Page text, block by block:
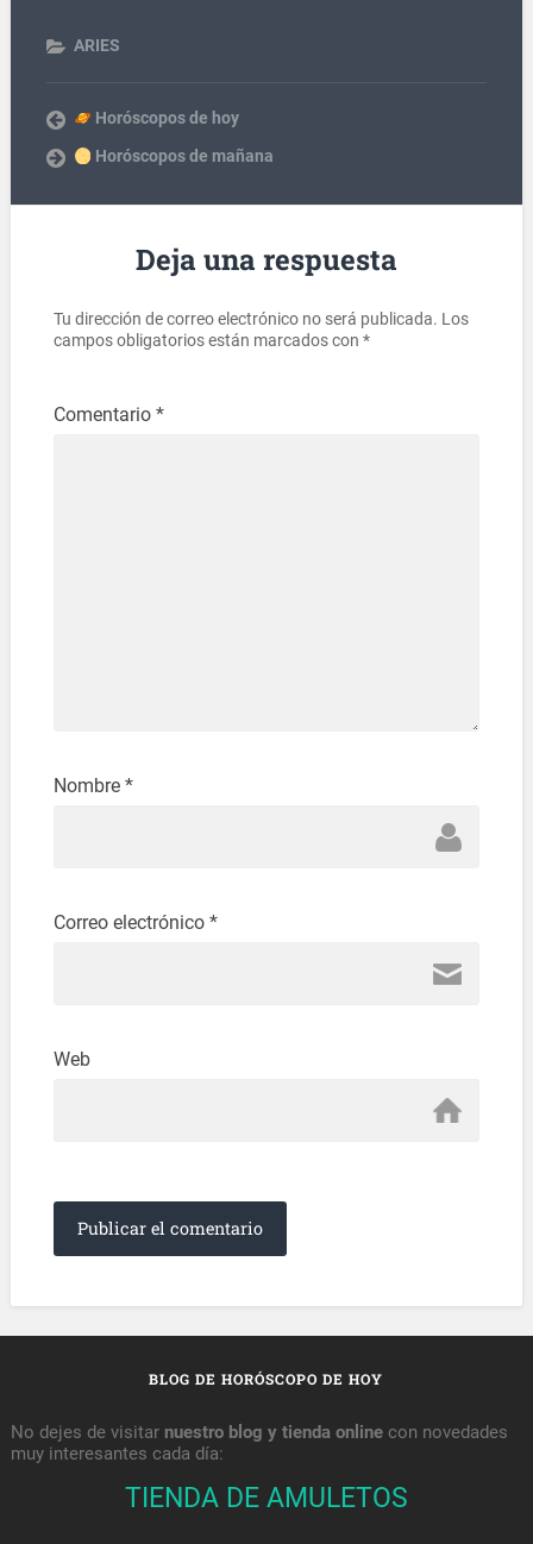
ARIES
Horóscopos de hoy
Horóscopos de mañana
Deja una respuesta
Tu dirección de correo electrónico no será publicada. Los
campos obligatorios están marcados con *
Comentario *
Nombre *
Correo electrónico *
Web
BLOG DE HORÓSCOPO DE HOY
No dejes de visitar nuestro blog y tienda onlinecon novedades
muy interesantes cada día:
TIENDA DE AMULETOS